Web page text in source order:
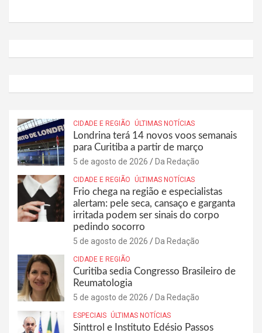
CIDADE E REGIÃO ÚLTIMAS NOTÍCIAS
Londrina terá 14 novos voos semanais
para Curitiba a partir de março
5 de agosto de 2026 Da Redação
CIDADE E REGIÃO ÚLTIMAS NOTÍCIAS
Frio chega na região e especialistas
alertam: pele seca, cansaço e garganta
irritada podem ser sinais do corpo
pedindo socorro
5 de agosto de 2026 Da Redação
CIDADE E REGIÃO
Curitiba sedia Congresso Brasileiro de
Reumatologia
5 de agosto de 2026 Da Redação
ESPECIAIS ÚLTIMAS NOTÍCIAS
Sinttrol e Instituto Edésio Passos